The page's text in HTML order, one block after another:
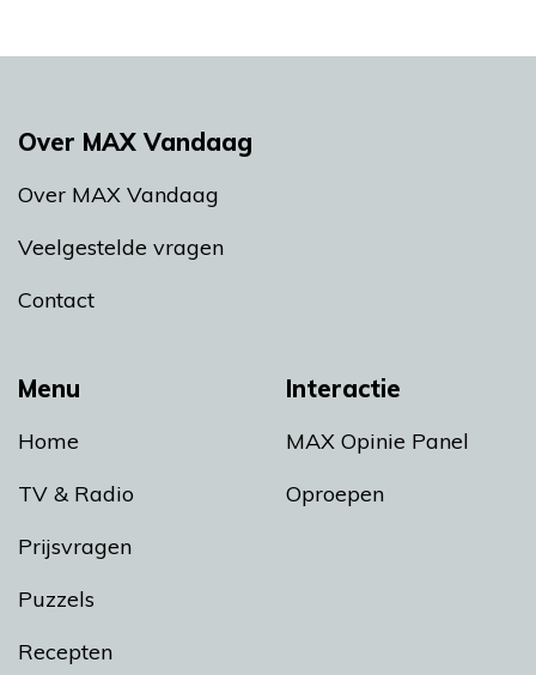
Menu
Home
TV & Radio
Prijsvragen
Puzzels
Recepten
Interactie
MAX Opinie Panel
Oproepen
Over MAX Vandaag
Over MAX Vandaag
Veelgestelde vragen
Contact